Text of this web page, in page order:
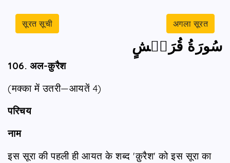
सूरत सूची अगला सूरत
سُورَةُ قُرَيۡشٍ
106. अल-क़ुरैश
(मक्का में उतरी—आयतें 4)
परिचय
नाम
इस सूरा की पहली ही आयत के शब्द 'क़ुरैश' को इस सूरा का